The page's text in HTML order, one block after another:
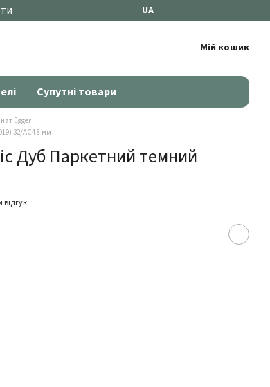
UA
Мій кошик
Супутні товари
Egger
32/AC4 8 мм
Дуб Паркетний темний